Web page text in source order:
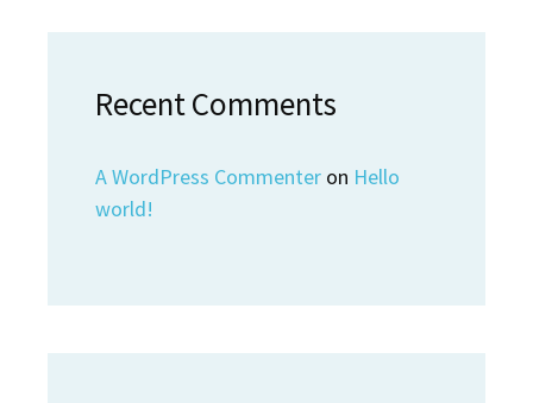
Recent Comments
A WordPress Commenter on Hello
world!